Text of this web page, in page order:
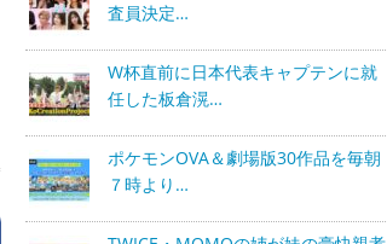
査員決定…
W杯直前に日本代表キャプテンに就
任した板倉滉…
ポケモンOVA＆劇場版30作品を毎朝
７時より…